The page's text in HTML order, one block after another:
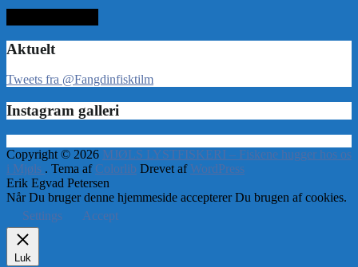
Aktuelt
Tweets fra @Fangdinfisktilm
Instagram galleri
Copyright © 2026 MJØLS LYSTFISKERI – Fiskene hugger hos os
i Mjøls . Tema af Colorlib Drevet afWordPress
Erik Egvad Petersen
Når Du bruger denne hjemmeside accepterer Du brugen af cookies.
Settings
Accept
Luk